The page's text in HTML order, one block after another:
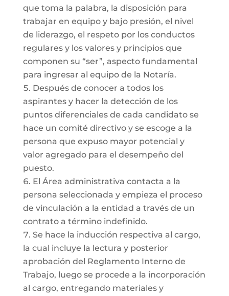
que toma la palabra, la disposición para
trabajar en equipo y bajo presión, el nivel
de liderazgo, el respeto por los conductos
regulares y los valores y principios que
componen su “ser”, aspecto fundamental
para ingresar al equipo de la Notaría.
Después de conocer a todos los
aspirantes y hacer la detección de los
puntos diferenciales de cada candidato se
hace un comité directivo y se escoge a la
persona que expuso mayor potencial y
valor agregado para el desempeño del
puesto.
El Área administrativa contacta a la
persona seleccionada y empieza el proceso
de vinculación a la entidad a través de un
contrato a término indefinido.
Se hace la inducción respectiva al cargo,
la cual incluye la lectura y posterior
aprobación del Reglamento Interno de
Trabajo, luego se procede a la incorporación
al cargo, entregando materiales y